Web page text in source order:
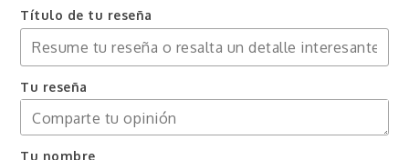
Título de tu reseña
Tu reseña
Tu nombre